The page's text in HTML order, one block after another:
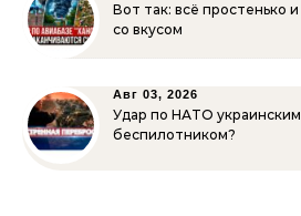
Вот так: всё простенько и
со вкусом
Авг 03, 2026
Удар по НАТО украинским
беспилотником?